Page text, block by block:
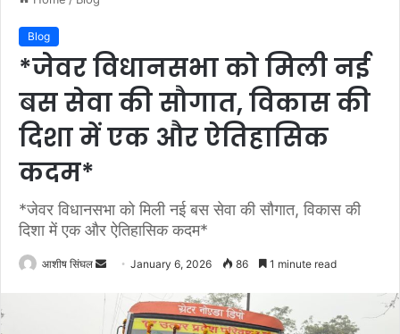
Blog
*जेवर विधानसभा को मिली नई
बस सेवा की सौगात, विकास की
दिशा में एक और ऐतिहासिक
कदम*
*जेवर विधानसभा को मिली नई बस सेवा की सौगात, विकास की
दिशा में एक और ऐतिहासिक कदम*
आशीष सिंघल
Send
email
January 6, 2026 86 1 minute read